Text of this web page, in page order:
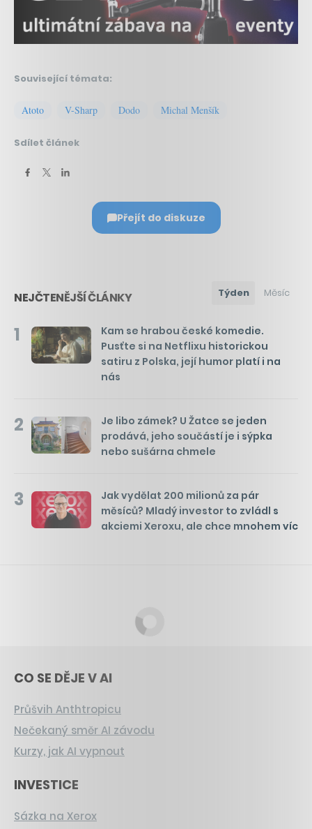
Související témata:
Atoto V-Sharp Dodo Michal Menšík
Sdílet článek
Přejít do diskuze
NEJČTENĚJŠÍ ČLÁNKY Týden Měsíc
1
Kam se hrabou české komedie.
Pusťte si na Netflixu historickou
satiru z Polska, její humor platí i na
nás
2
Je libo zámek? U Žatce se jeden
prodává, jeho součástí je i sýpka
nebo sušárna chmele
3
Jak vydělat 200 milionů za pár
měsíců? Mladý investor to zvládl s
akciemi Xeroxu, ale chce mnohem víc
CO SE DĚJE V AI
Průšvih Anthtropicu
Nečekaný směr AI závodu
Kurzy, jak AI vypnout
INVESTICE
Sázka na Xerox